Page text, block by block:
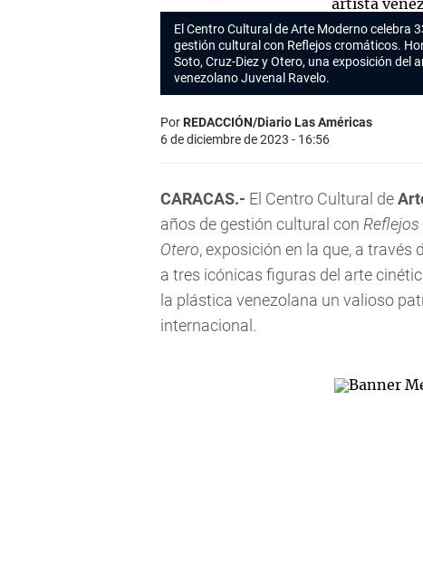
El Centro Cultural de Arte Moderno celebra
gestión cultural con Reflejos cromáticos.
Soto, Cruz-Diez y Otero, una exposición del
venezolano Juvenal Ravelo.
PorREDACCIÓN/Diario Las Américas
6 de diciembre de 2023 - 16:56
CARACAS.- El Centro Cultural de
años de gestión cultural con
Otero, exposición en la que, a través
a tres icónicas figuras del arte
la plástica venezolana un valioso
internacional.